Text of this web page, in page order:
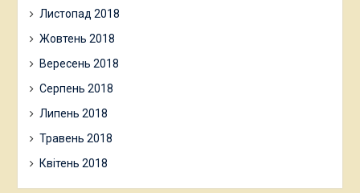
Листопад 2018
Жовтень 2018
Вересень 2018
Серпень 2018
Липень 2018
Травень 2018
Квітень 2018